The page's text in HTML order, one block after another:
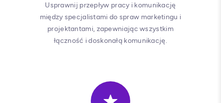
Usprawnij przepływ pracy i komunikację
między specjalistami do spraw marketingu i
projektantami, zapewniając wszystkim
łączność i doskonałą komunikację.